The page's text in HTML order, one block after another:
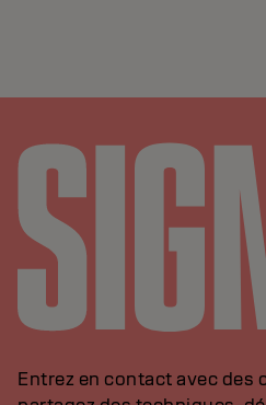
Entrez en contact avec des